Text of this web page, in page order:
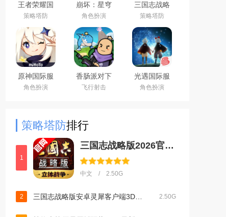
王者荣耀国
际服下载
2026官方手
机版
（Honor of
Kings）
策略塔防
崩坏：星穹
铁道官方手
游下载安卓
最新版
角色扮演
三国志战略
版安卓灵犀
客户端3D最
新版
策略塔防
原神国际服
(Genshin
Impact)下载
角色扮演
香肠派对下
载2026最新
版
飞行射击
光遇国际服
安卓最新版
角色扮演
策略塔防排行
1
三国志战略版2026官方最新版v2079.1684安卓版
中文 / 2.50G
2 2.50G